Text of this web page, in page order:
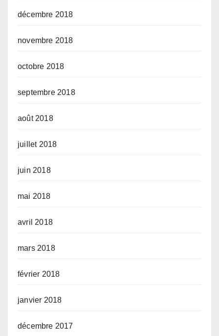
décembre 2018
novembre 2018
octobre 2018
septembre 2018
août 2018
juillet 2018
juin 2018
mai 2018
avril 2018
mars 2018
février 2018
janvier 2018
décembre 2017